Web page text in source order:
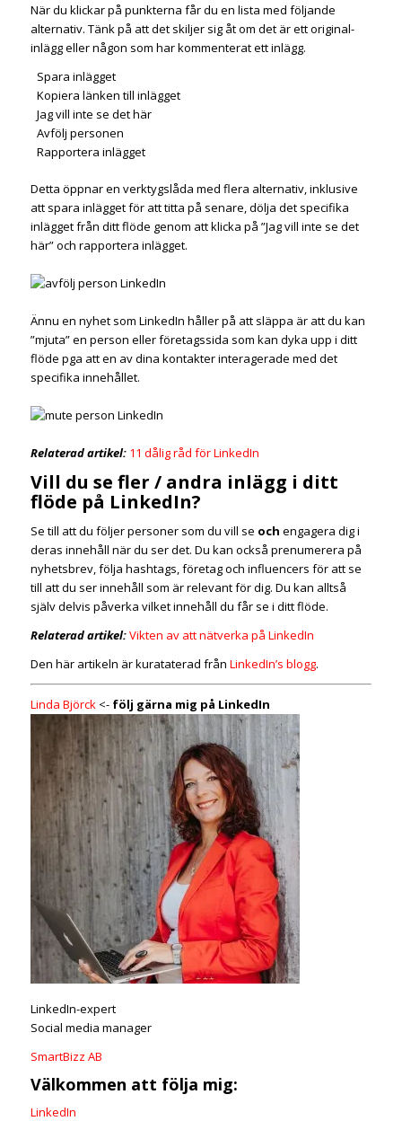
När du klickar på punkterna får du en lista med följande
alternativ. Tänk på att det skiljer sig åt om det är ett original-
inlägg eller någon som har kommenterat ett inlägg.
Spara inlägget
Kopiera länken till inlägget
Jag vill inte se det här
Avfölj personen
Rapportera inlägget
Detta öppnar en verktygslåda med flera alternativ, inklusive
att spara inlägget för att titta på senare, dölja det specifika
inlägget från ditt flöde genom att klicka på ”Jag vill inte se det
här” och rapportera inlägget.
Ännu en nyhet som LinkedIn håller på att släppa är att du kan
”mjuta” en person eller företagssida som kan dyka upp i ditt
flöde pga att en av dina kontakter interagerade med det
specifika innehållet.
Relaterad artikel: 11 dålig råd för LinkedIn
Vill du se fler / andra inlägg i ditt
flöde på LinkedIn?
Se till att du följer personer som du vill se och engagera dig i
deras innehåll när du ser det. Du kan också prenumerera på
nyhetsbrev, följa hashtags, företag och influencers för att se
till att du ser innehåll som är relevant för dig. Du kan alltså
själv delvis påverka vilket innehåll du får se i ditt flöde.
Relaterad artikel:Vikten av att nätverka på LinkedIn
Den här artikeln är kurataterad från LinkedIn’s blogg.
Linda Björck<- följ gärna mig på LinkedIn
LinkedIn-expert
Social media manager
SmartBizz AB
Välkommen att följa mig:
LinkedIn